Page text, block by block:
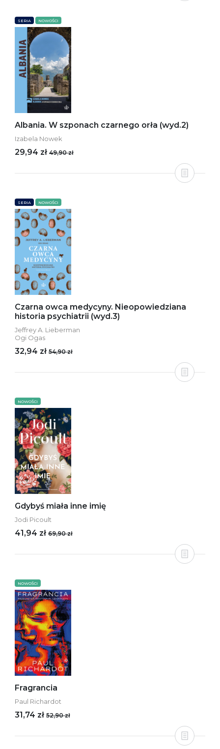
SERIA NOWOŚCI
Albania. W szponach czarnego orła (wyd.2)
Izabela Nowek
29,94 zł 49,90 zł
SERIA NOWOŚCI
Czarna owca medycyny. Nieopowiedziana
historia psychiatrii (wyd.3)
Jeffrey A. Lieberman
Ogi Ogas
32,94 zł 54,90 zł
NOWOŚCI
Gdybyś miała inne imię
Jodi Picoult
41,94 zł 69,90 zł
NOWOŚCI
Fragrancia
Paul Richardot
31,74 zł 52,90 zł